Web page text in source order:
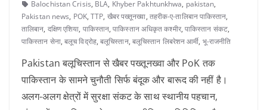
Balochistan Crisis, BLA, Khyber Pakhtunkhwa, pakistan,
Pakistan news, POK,TTP, खैबर पख्तूनख्वा, तहरीक-ए-तालिबान पाकिस्तान,
तालिबान, दक्षिण एशिया, पाकिस्तान,पाकिस्तान अधिकृत कश्मीर, पाकिस्तान संकट,
पाकिस्तान सेना,बलूच विद्रोह,बलूचिस्तान, बलूचिस्तान लिबरेशन आर्मी, भू-राजनीति
Pakistan बलूचिस्तान से खैबर पख्तूनख्वा और PoK तक
पाकिस्तान के सामने चुनौती सिर्फ बंदूक और बारूद की नहीं है।
अलग-अलग क्षेत्रों में सुरक्षा संकट के साथ स्थानीय पहचान,